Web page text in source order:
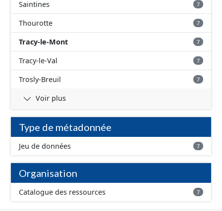
Saintines 7
Thourotte 7
Tracy-le-Mont 7
Tracy-le-Val 7
Trosly-Breuil 7
Voir plus
Type de métadonnée
Jeu de données 7
Organisation
Catalogue des ressources 7